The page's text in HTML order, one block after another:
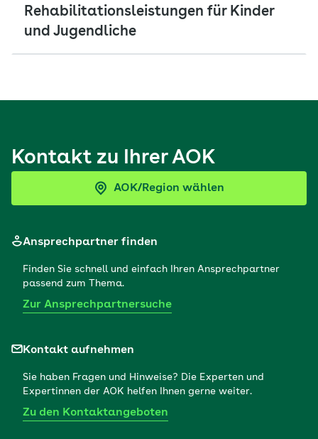
Rehabilitationsleistungen für Kinder
und Jugendliche
Kontakt zu Ihrer AOK
AOK/Region wählen
Ansprechpartner finden
Finden Sie schnell und einfach Ihren Ansprechpartner
passend zum Thema.
Zur Ansprechpartnersuche
Kontakt aufnehmen
Sie haben Fragen und Hinweise? Die Experten und
Expertinnen der AOK helfen Ihnen gerne weiter.
Zu den Kontaktangeboten